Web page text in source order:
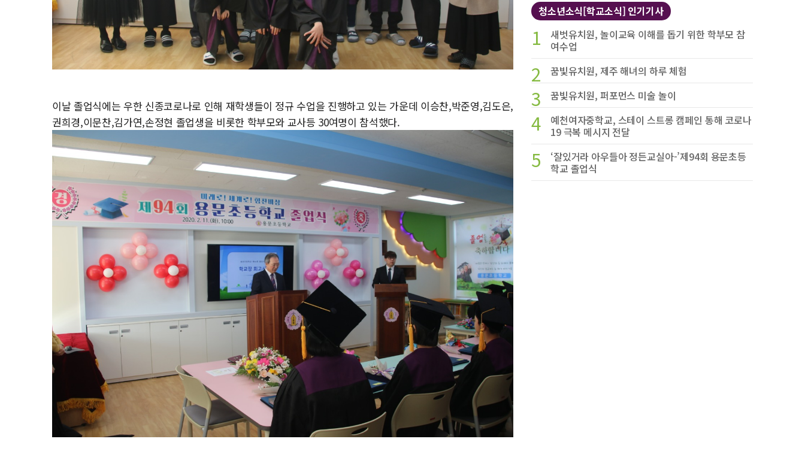
이날 졸업식에는 우한 신종코로나로 인해 재학생들이 정규 수업을 진행하고 있는 가운데 이승찬,박준영,김도은,
권희경,이문찬,김가연,손정현 졸업생을 비롯한 학부모와 교사등 30여명이 참석했다.
청소년소식[학교소식] 인기기사
1
새벗유치원, 놀이교육 이해를 돕기 위한 학부모 참
여수업
2 꿈빛유치원, 제주 해녀의 하루 체험
3 꿈빛유치원, 퍼포먼스 미술 놀이
4
예천여자중학교, 스테이 스트롱 캠페인 통해 코로나
19 극복 메시지 전달
5
‘잘있거라 아우들아 정든교실아-’제94회 용문초등
학교 졸업식